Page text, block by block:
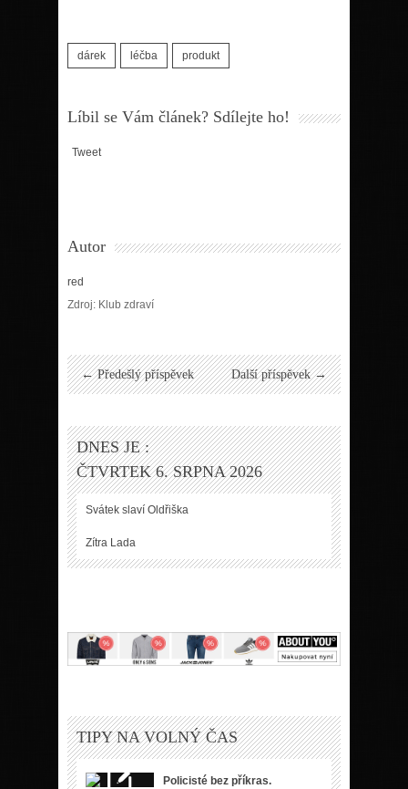
dárek léčba produkt
Líbil se Vám článek? Sdílejte ho!
Tweet
Autor
red
Zdroj: Klub zdraví
← Předešlý příspěvek Další příspěvek →
DNES JE :
ČTVRTEK 6. SRPNA 2026
Svátek slaví Oldřiška
Zítra Lada
TIPY NA VOLNÝ ČAS
Policisté bez příkras.